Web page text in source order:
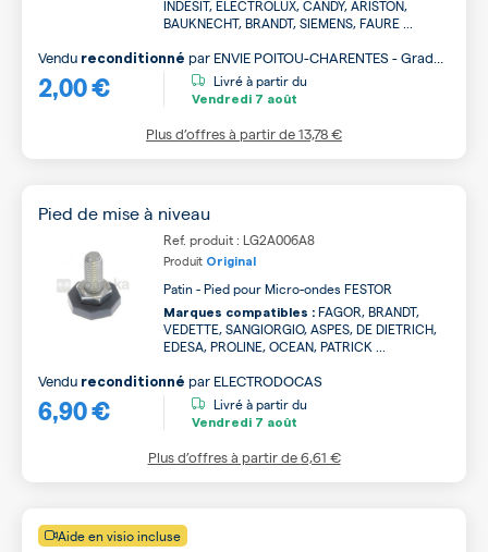
INDESIT, ELECTROLUX, CANDY, ARISTON,
BAUKNECHT, BRANDT, SIEMENS, FAURE ...
2,00 €
Vendu reconditionné par ENVIE POITOU-CHARENTES - Grade
B
Livré à partir du
Vendredi 7 août
Plus d’offres à partir de13,78 €
Pied de mise à niveau
Ref. produit : LG2A006A8
Produit Original
Patin - Pied pour Micro-ondes FESTOR
Marques compatibles : FAGOR, BRANDT,
VEDETTE, SANGIORGIO, ASPES, DE DIETRICH,
EDESA, PROLINE, OCEAN, PATRICK ...
6,90 €
Vendu reconditionné par ELECTRODOCAS
Livré à partir du
Vendredi 7 août
Plus d’offres à partir de6,61 €
Aide en visio incluse